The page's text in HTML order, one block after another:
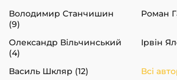
Володимир Станчишин
(9)
Роман
Олександр Вільчинський
(4)
Ірвін
Василь Шкляр (12) Всі